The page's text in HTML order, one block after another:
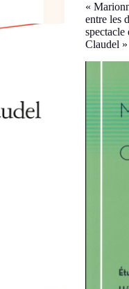
«
entre les
spectacle
Claudel »